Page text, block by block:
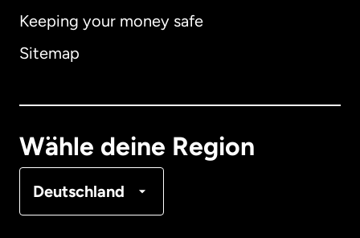
Keeping your money safe
Sitemap
Wähle deine Region
Deutschland
Australien